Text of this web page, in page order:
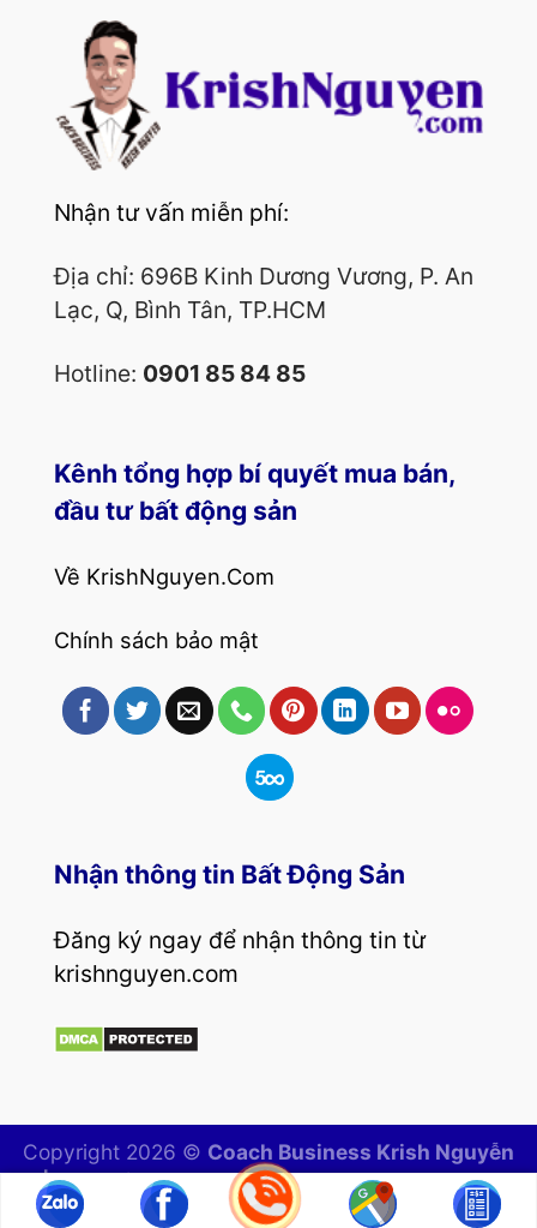
Nhận tư vấn miễn phí:
Địa chỉ: 696B Kinh Dương Vương, P. An
Lạc, Q, Bình Tân, TP.HCM
Hotline: 0901 85 84 85
Kênh tổng hợp bí quyết mua bán,
đầu tư bất động sản
Về KrishNguyen.Com
Chính sách bảo mật
Nhận thông tin Bất Động Sản
Đăng ký ngay để nhận thông tin từ
krishnguyen.com
Copyright 2026 © Coach Business Krish Nguyễn
| Kênh tổng hợp bí quyết mua bán, đầu tư bất
động sản